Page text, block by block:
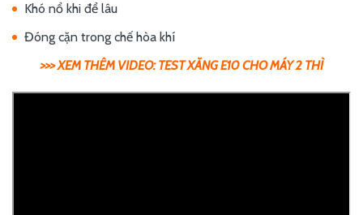
Khó nổ khi để lâu
Đóng cặn trong chế hòa khí
>>> XEM THÊM VIDEO: TEST XĂNG E10 CHO MÁY 2 THÌ